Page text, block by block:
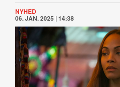
NYHED
06. JAN. 2025 | 14:38